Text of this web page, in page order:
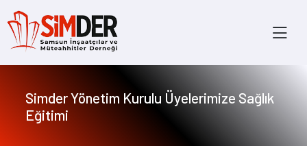
×
Simder Yönetim Kurulu Üyelerimize Sağlık
Eğitimi